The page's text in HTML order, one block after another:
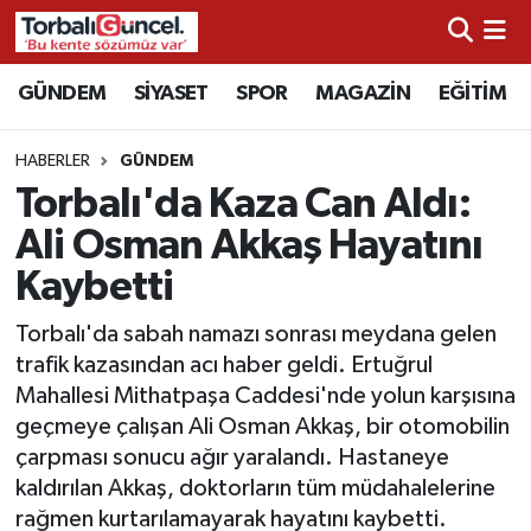
GÜNDEM SİYASET SPOR MAGAZİN EĞİTİM
HABERLER GÜNDEM
Torbalı'da Kaza Can Aldı:
Ali Osman Akkaş Hayatını
Kaybetti
Torbalı'da sabah namazı sonrası meydana gelen
trafik kazasından acı haber geldi. Ertuğrul
Mahallesi Mithatpaşa Caddesi'nde yolun karşısına
geçmeye çalışan Ali Osman Akkaş, bir otomobilin
çarpması sonucu ağır yaralandı. Hastaneye
kaldırılan Akkaş, doktorların tüm müdahalelerine
rağmen kurtarılamayarak hayatını kaybetti.
İzmir Nöbetçi Eczaneler
İzmir Hava Durumu
İzmir Namaz Vakitleri
İzmir Trafik Yoğunluk Haritası
Süper Lig Puan Durumu ve Fikstür
Tüm Manşetler
Son Dakika Haberleri
Haber Arşivi